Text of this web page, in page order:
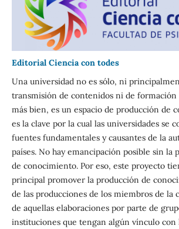
Editorial Ciencia con todes
Una universidad no es sólo, ni
transmisión de contenidos ni de formación
más bien, es un espacio de producción de
es la clave por la cual las universidades se
fuentes fundamentales y causantes de la
países. No hay emancipación posible sin la
de conocimiento. Por eso, este proyecto
principal promover la producción de
de las producciones de los miembros de la
de aquellas elaboraciones por parte de
instituciones que tengan algún vínculo con